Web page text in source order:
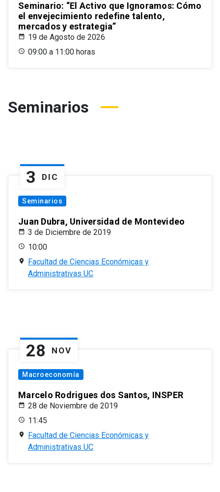
Seminario: “El Activo que Ignoramos: Cómo
el envejecimiento redefine talento,
mercados y estrategia”
19 de Agosto de 2026
09:00 a 11:00 horas
Seminarios
3 DIC
Seminarios
Juan Dubra, Universidad de Montevideo
3 de Diciembre de 2019
10:00
Facultad de Ciencias Económicas y
Administrativas UC
28 NOV
Macroeconomía
Marcelo Rodrigues dos Santos, INSPER
28 de Noviembre de 2019
11:45
Facultad de Ciencias Económicas y
Administrativas UC